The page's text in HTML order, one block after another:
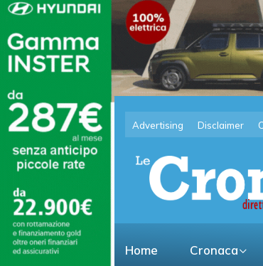
Advertising Disclaimer
Home Cronaca